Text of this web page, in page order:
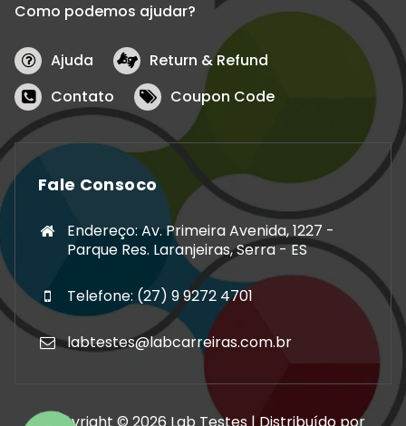
Como podemos ajudar?
Ajuda
Return & Refund
Contato
Coupon Code
Fale Consoco
Endereço: Av. Primeira Avenida, 1227 -
Parque Res. Laranjeiras, Serra - ES
Telefone: (27) 9 9272 4701
labtestes@labcarreiras.com.br